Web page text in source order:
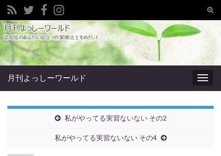
Search for:
月刊よっしーワールド
私がやってる実習ないない その2
私がやってる実習ないない その4